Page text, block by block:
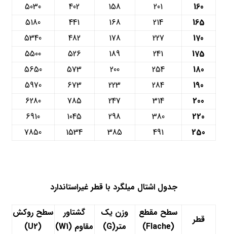
160
201
158
402
5030
165
214
168
441
5180
170
227
178
482
5340
175
241
189
526
5500
180
254
200
573
5650
190
284
223
673
5970
200
314
247
785
6280
220
380
298
1045
6910
250
491
385
1534
7850
جدول اشتال میلگرد با قطر غیراستاندارد
قطر
سطح مقطع
(
Flache
)
وزن یک
متر(G
)
گشتاور
مقاوم (W1
)
سطح روکش
(
U2
)